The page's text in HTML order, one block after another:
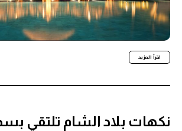
اقرأ المزيد
نكهات بلاد الشام تلتقي